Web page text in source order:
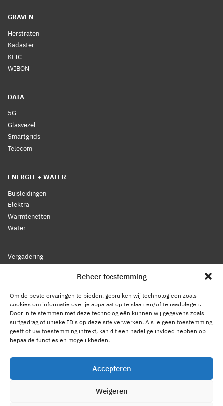
Beheer toestemming
Om de beste ervaringen te bieden, gebruiken wij technologieën zoals
cookies om informatie over je apparaat op te slaan en/of te raadplegen.
Door in te stemmen met deze technologieën kunnen wij gegevens zoals
surfgedrag of unieke ID's op deze site verwerken. Als je geen toestemming
geeft of uw toestemming intrekt, kan dit een nadelige invloed hebben op
bepaalde functies en mogelijkheden.
Accepteren
Weigeren
GRAVEN
Herstraten
Kadaster
KLIC
WIBON
DATA
5G
Glasvezel
Smartgrids
Telecom
ENERGIE + WATER
Buisleidingen
Elektra
Warmtenetten
Water
Vergadering
Bestuur
Leden
Voorwaarden
Reglement
Statuten
Privacy Statement